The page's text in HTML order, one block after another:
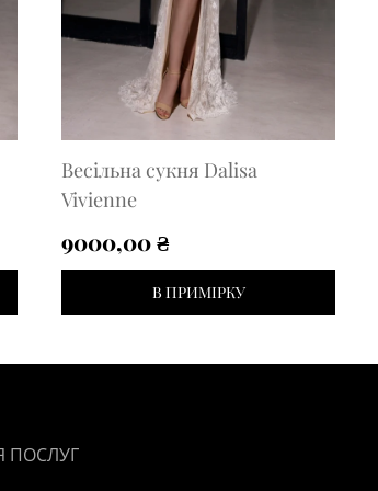
Весільна сукня Dalisa
Vivienne
9000,00₴
В ПРИМІРКУ
ПОСЛУГ